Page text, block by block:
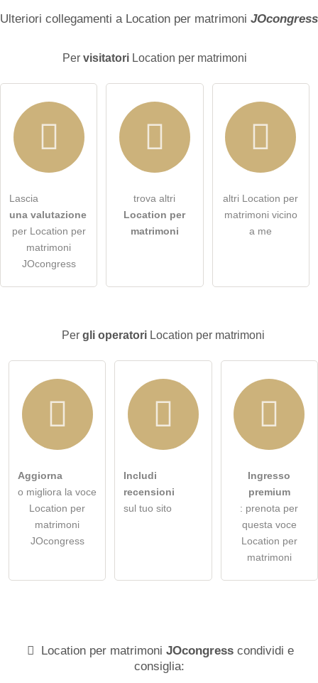
L'indirizzo email non verrà pubblicato)
porre una domanda pubblica
Clicca qui per porre unadomanda individualealla voce
Ulteriori collegamenti a Location per matrimoni JOcongress
Per visitatori Location per matrimoni
Lascia
una valutazione
per Location per
matrimoni
JOcongress
trova altri
Location per
matrimoni
altri Location per
matrimoni vicino
a me
Per gli operatori Location per matrimoni
Aggiorna
o migliora la voce
Location per
matrimoni
JOcongress
Includi
recensioni
sul tuo sito
Ingresso
premium
: prenota per
questa voce
Location per
matrimoni
Location per matrimoni JOcongresscondividi e
consiglia: